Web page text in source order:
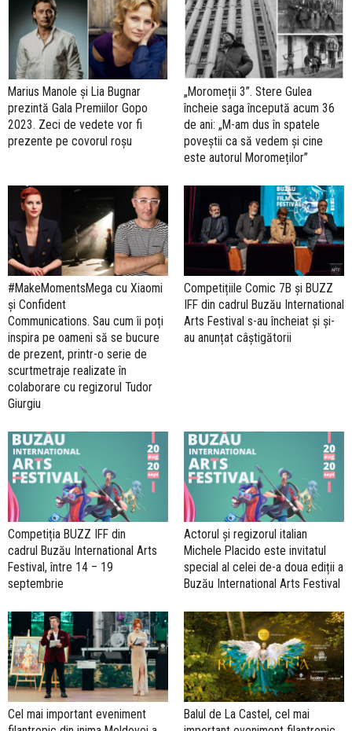
Marius Manole și Lia Bugnar
prezintă Gala Premiilor Gopo
2023. Zeci de vedete vor fi
prezente pe covorul roșu
„Moromeții 3”. Stere Gulea
încheie saga începută acum 36
de ani: „M-am dus în spatele
poveștii ca să vedem și cine
este autorul Moromeților”
#MakeMomentsMega cu Xiaomi
și Confident
Communications. Sau cum îi poți
inspira pe oameni să se bucure
de prezent, printr-o serie de
scurtmetraje realizate în
colaborare cu regizorul Tudor
Giurgiu
Competițiile Comic 7B și BUZZ
IFF din cadrul Buzău International
Arts Festival s-au încheiat și și-
au anunțat câștigătorii
Competiția BUZZ IFF din
cadrul Buzău International Arts
Festival, între 14 – 19
septembrie
Actorul și regizorul italian
Michele Placido este invitatul
special al celei de-a doua ediții a
Buzău International Arts Festival
Cel mai important eveniment
Balul de La Castel, cel mai